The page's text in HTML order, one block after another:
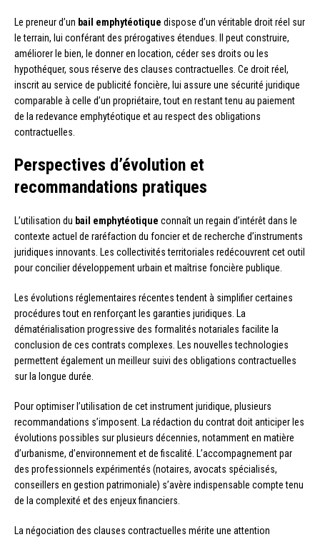
Le preneur d’un bail emphytéotique dispose d’un véritable droit réel sur
le terrain, lui conférant des prérogatives étendues. Il peut construire,
améliorer le bien, le donner en location, céder ses droits ou les
hypothéquer, sous réserve des clauses contractuelles. Ce droit réel,
inscrit au service de publicité foncière, lui assure une sécurité juridique
comparable à celle d’un propriétaire, tout en restant tenu au paiement
de la redevance emphytéotique et au respect des obligations
contractuelles.
Perspectives d’évolution et
recommandations pratiques
L’utilisation du bail emphytéotique connaît un regain d’intérêt dans le
contexte actuel de raréfaction du foncier et de recherche d’instruments
juridiques innovants. Les collectivités territoriales redécouvrent cet outil
pour concilier développement urbain et maîtrise foncière publique.
Les évolutions réglementaires récentes tendent à simplifier certaines
procédures tout en renforçant les garanties juridiques. La
dématérialisation progressive des formalités notariales facilite la
conclusion de ces contrats complexes. Les nouvelles technologies
permettent également un meilleur suivi des obligations contractuelles
sur la longue durée.
Pour optimiser l’utilisation de cet instrument juridique, plusieurs
recommandations s’imposent. La rédaction du contrat doit anticiper les
évolutions possibles sur plusieurs décennies, notamment en matière
d’urbanisme, d’environnement et de fiscalité. L’accompagnement par
des professionnels expérimentés (notaires, avocats spécialisés,
conseillers en gestion patrimoniale) s’avère indispensable compte tenu
de la complexité et des enjeux financiers.
La négociation des clauses contractuelles mérite une attention